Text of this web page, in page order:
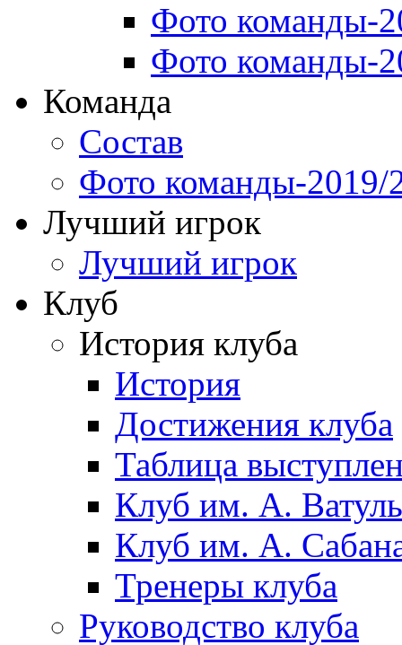
Фото команды-
Фото команды-
Команда
Состав
Фото команды-2019/
Лучший игрок
Лучший игрок
Клуб
История клуба
История
Достижения клуба
Таблица
Клуб им. А.
Клуб им. А.
Тренеры клуба
Руководство клуба